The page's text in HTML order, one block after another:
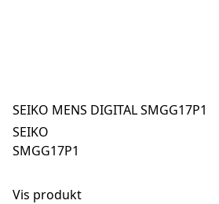
SEIKO MENS DIGITAL SMGG17P1
SEIKO
SMGG17P1
Vis produkt